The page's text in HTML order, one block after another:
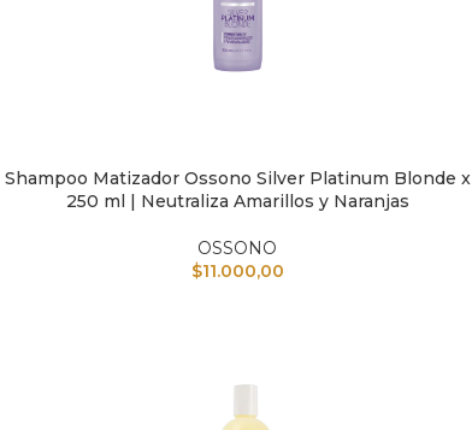
AÑADIR AL CARRITO
Shampoo Matizador Ossono Silver Platinum Blonde x
250 ml | Neutraliza Amarillos y Naranjas
OSSONO
$11.000,00